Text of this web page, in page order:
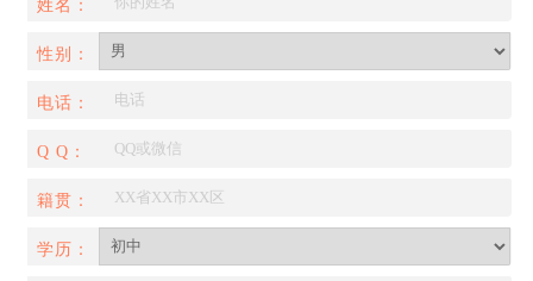
姓名：
性别：
电话：
Q Q：
籍贯：
学历：